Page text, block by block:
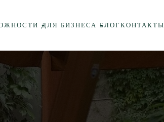
ДЛЯ БИЗНЕСА БЛОГ КОНТАКТЫ